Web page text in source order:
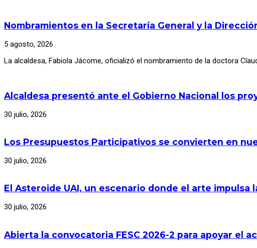
Nombramientos en la Secretaría General y la
5 agosto, 2026
La alcaldesa, Fabiola Jácome, oficializó el nombramiento de la doctora
Alcaldesa presentó ante el Gobierno Nacional los
30 julio, 2026
Los Presupuestos Participativos se convierten en
30 julio, 2026
El Asteroide UAI, un escenario donde el arte impulsa
30 julio, 2026
Abierta la convocatoria FESC 2026-2 para apoyar el